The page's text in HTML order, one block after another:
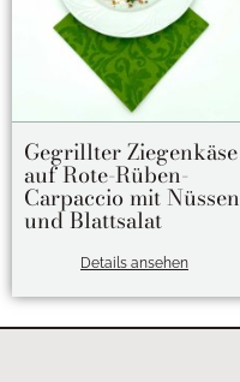
Gegrillter Ziegenkäse
auf Rote-Rüben-
Carpaccio mit Nüssen
und Blattsalat
Details ansehen